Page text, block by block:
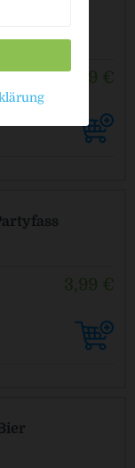
5,49 €
3,99 €